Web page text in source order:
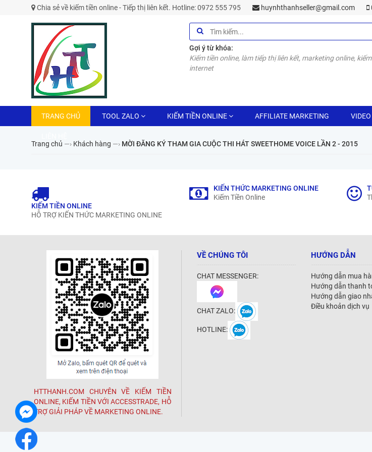
Chia sẻ về kiếm tiền online - Tiếp thị liên kết. Hotline: 0972 555 795 huynhthanhseller@gmail.com
Gợi ý từ khóa:
Kiếm tiền online, làm tiếp thị liên kết, marketing online,
internet
TRANG CHỦ TOOL ZALO KIẾM TIỀN ONLINE AFFILIATE MARKETING VIDEO
Trang chủ —› Khách hàng —› MỜI ĐĂNG KÝ THAM GIA CUỘC THI HÁT SWEETHOME VOICE LẦN 2 - 2015
KIẾM TIỀN ONLINE
HỖ TRỢ KIẾN THỨC MARKETING ONLINE
KIẾN THỨC MARKETING ONLINE
Kiếm Tiền Online
HTTHANH.COM CHUYÊN VỀ KIẾM TIỀN
ONLINE, KIẾM TIỀN VỚI ACCESSTRADE, HỖ
TRỢ GIẢI PHÁP VỀ MARKETING ONLINE.
VỀ CHÚNG TÔI
CHAT MESSENGER:
CHAT ZALO:
HOTLINE:
HƯỚNG DẪN
Hướng dẫn mua
Hướng dẫn thanh
Hướng dẫn giao
Điều khoản dịch vụ